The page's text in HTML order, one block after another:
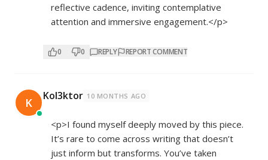
reflective cadence, inviting contemplative
attention and immersive engagement.</p>
0 0 REPLY REPORT COMMENT
K Kol3ktor 10 MONTHS AGO
<p>I found myself deeply moved by this piece.
It’s rare to come across writing that doesn’t
just inform but transforms. You’ve taken